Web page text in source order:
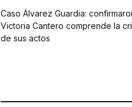
Caso Álvarez Guardia:
Victoria Cantero comprende la
de sus actos